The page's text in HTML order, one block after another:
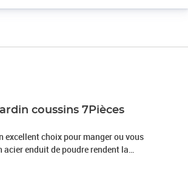
coussins 7Pièces
excellent choix pour manger ou vous
utilisation quotidienne à l'extérieur.